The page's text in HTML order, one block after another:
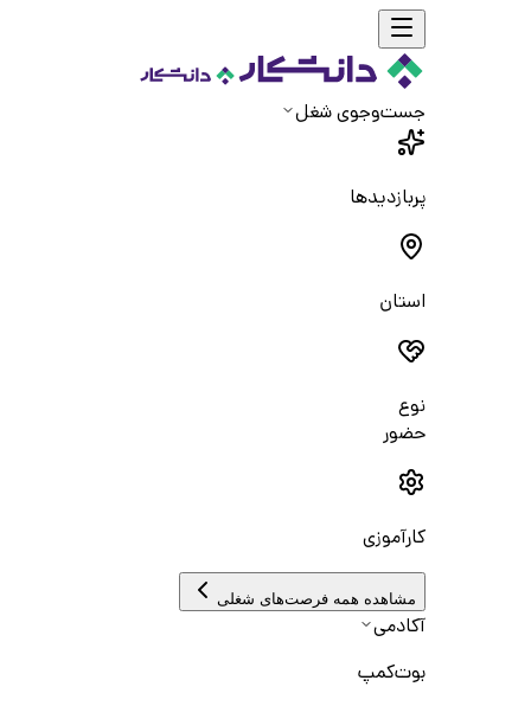
جست‌و‌جوی شغل
پربازدیدها
استان
نوع
حضور
کارآموزی
مشاهده همه فرصت‌های شغلی
آکادمی
بوت‌کمپ